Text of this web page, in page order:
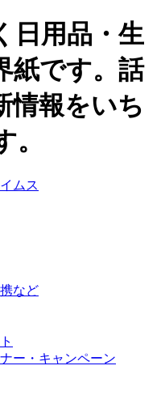
日用品・生
紙です。話
情報をいち
など
ー・キャンペーン